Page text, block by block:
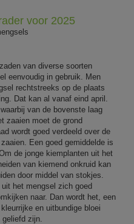
voor 2025
van diverse soorten
eenvoudig in gebruik. Men
rechtstreeks op de plaats
Dat kan al vanaf eind april.
van de bovenste laag
zaaien moet de grond
wordt goed verdeeld over de
Een goed gemiddelde is
de jonge kiemplanten uit het
van kiemend onkruid kan
door middel van stokjes.
het mengsel zich goed
naar. Dan wordt het, een
en uitbundige bloei
zijn.